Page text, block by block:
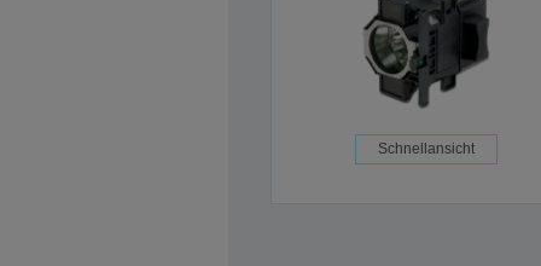
Schnellansicht